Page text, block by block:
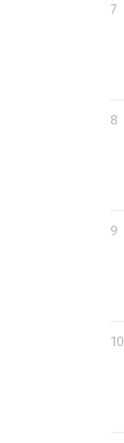
7
8
9
10